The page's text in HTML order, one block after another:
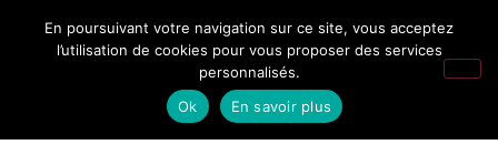
En poursuivant votre navigation sur ce site, vous acceptez
l’utilisation de cookies pour vous proposer des services
personnalisés.
Ok
En savoir plus